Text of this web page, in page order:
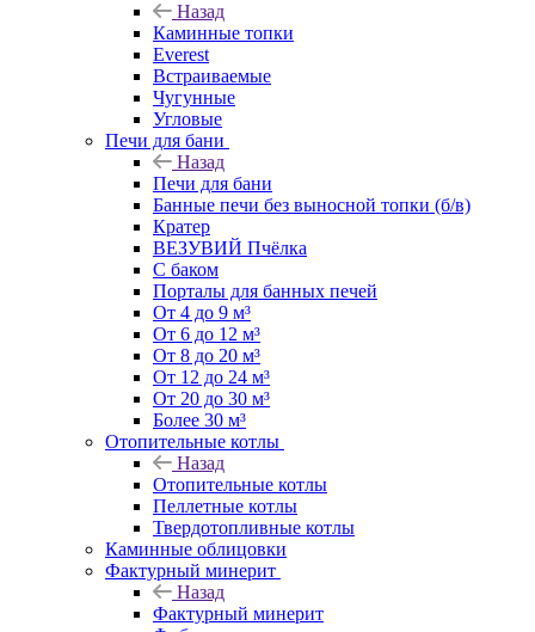
Назад
Каминные топки
Everest
Встраиваемые
Чугунные
Угловые
Печи для бани
Назад
Печи для бани
Банные печи без выносной топки (б/в)
Кратер
ВЕЗУВИЙ Пчёлка
С баком
Порталы для банных печей
От 4 до 9 м³
От 6 до 12 м³
От 8 до 20 м³
От 12 до 24 м³
От 20 до 30 м³
Более 30 м³
Отопительные котлы
Назад
Отопительные котлы
Пеллетные котлы
Твердотопливные котлы
Каминные облицовки
Фактурный минерит
Назад
Фактурный минерит